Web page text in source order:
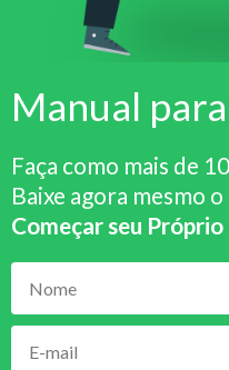
Manual
Faça como mais de
Baixe agora mesmo o
Começar seu